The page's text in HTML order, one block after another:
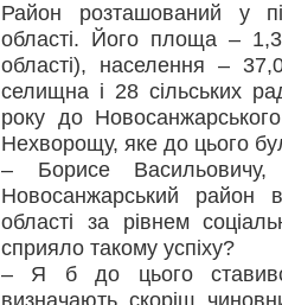
Район розташований у
області. Його площа –
області), населення –
селищна і 28 сільських
року до
Нехворощу, яке до цього
– Борисе
Новосанжарський район
області за рівнем
сприяло такому успіху?
– Я б до цього
визначають скоріш